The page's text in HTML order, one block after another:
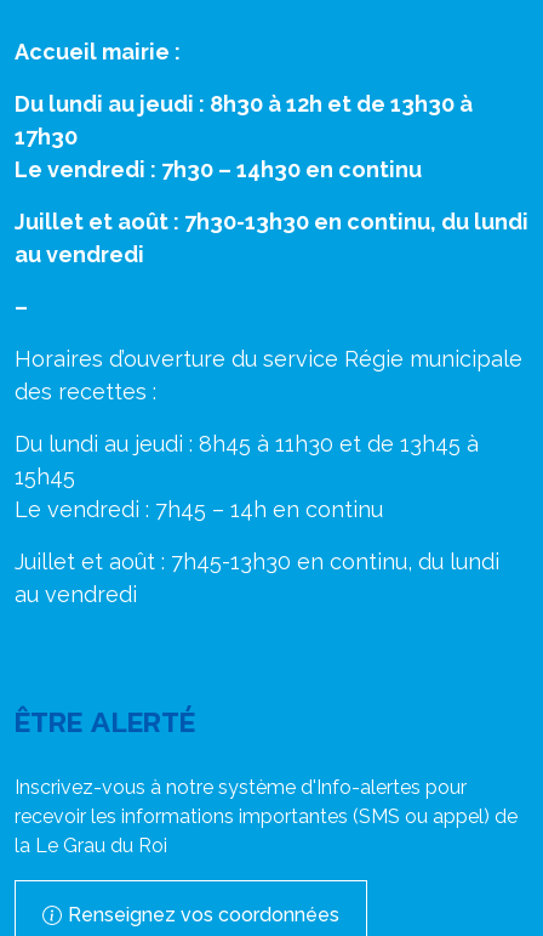
Accueil mairie :
Du lundi au jeudi : 8h30 à 12h et de 13h30 à
17h30
Le vendredi : 7h30 – 14h30 en continu
Juillet et août : 7h30-13h30 en continu, du lundi
au vendredi
–
Horaires d’ouverture du service Régie municipale
des recettes :
Du lundi au jeudi : 8h45 à 11h30 et de 13h45 à
15h45
Le vendredi : 7h45 – 14h en continu
Juillet et août : 7h45-13h30 en continu, du lundi
au vendredi
ÊTRE ALERTÉ
Inscrivez-vous à notre système d'Info-alertes pour
recevoir les informations importantes (SMS ou appel) de
la Le Grau du Roi
Renseignez vos coordonnées